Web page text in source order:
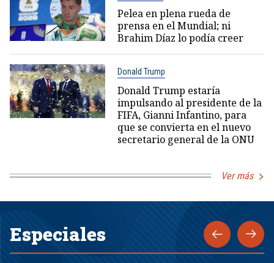
Pelea en plena rueda de
prensa en el Mundial; ni
Brahim Díaz lo podía creer
Donald Trump
Donald Trump estaría
impulsando al presidente de la
FIFA, Gianni Infantino, para
que se convierta en el nuevo
secretario general de la ONU
Ver más
Especiales